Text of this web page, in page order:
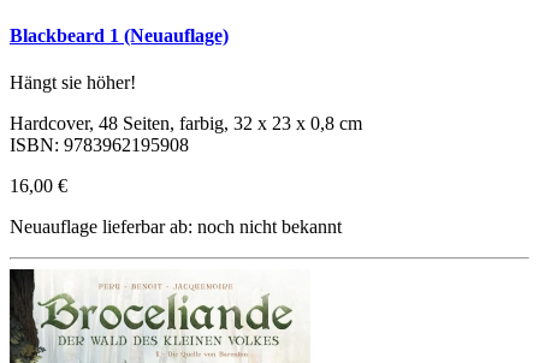
Blackbeard 1 (Neuauflage)
Hängt sie höher!
Hardcover, 48 Seiten, farbig, 32 x 23 x 0,8 cm
ISBN: 9783962195908
16,00 €
Neuauflage lieferbar ab: noch nicht bekannt